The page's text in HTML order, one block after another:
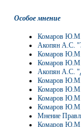
Особое мнение
Комаров Ю.М.
Акопян А.С.
Комаров Ю.М.
Комаров Ю.М.
Акопян А.С.
Комаров Ю.М.
Комаров Ю.М.
Комаров Ю.М.
Комаров Ю.М.
Мнение
Комаров Ю.М.